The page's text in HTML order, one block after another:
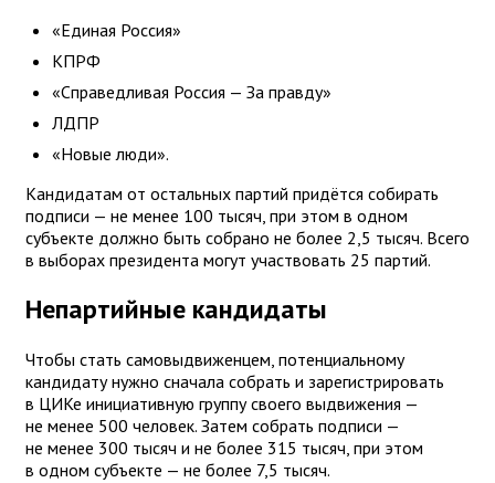
«Единая Россия»
КПРФ
«Справедливая Россия — За правду»
ЛДПР
«Новые люди».
Кандидатам от остальных партий придётся собирать
подписи — не менее 100 тысяч, при этом в одном
субъекте должно быть собрано не более 2,5 тысяч. Всего
в выборах президента могут участвовать 25 партий.
Непартийные кандидаты
Чтобы стать самовыдвиженцем, потенциальному
кандидату нужно сначала собрать и зарегистрировать
в ЦИКе инициативную группу своего выдвижения —
не менее 500 человек. Затем собрать подписи —
не менее 300 тысяч и не более 315 тысяч, при этом
в одном субъекте — не более 7,5 тысяч.